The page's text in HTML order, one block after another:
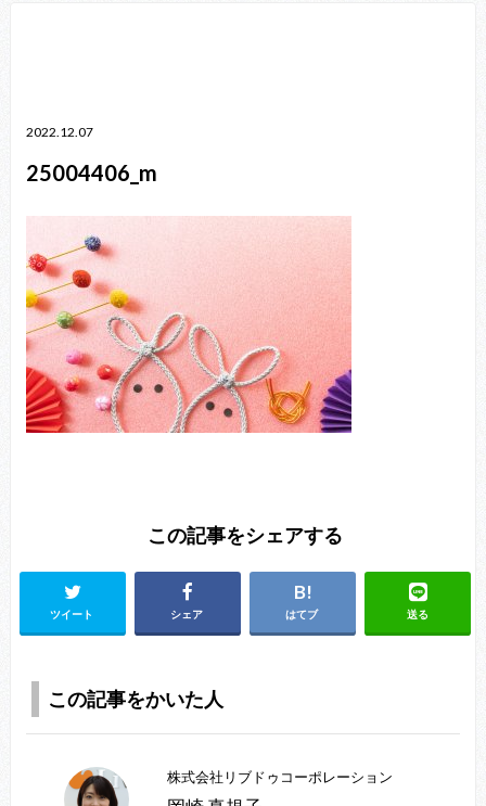
2022.12.07
25004406_m
この記事をシェアする
ツイート シェア はてブ 送る
この記事をかいた人
株式会社リブドゥコーポレーション